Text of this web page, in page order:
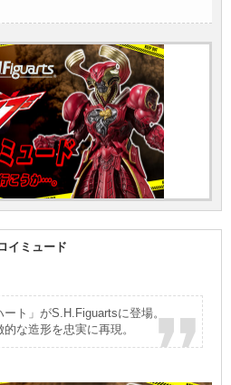
イミュード
ト」がS.H.Figuartsに登場。
な造形を忠実に再現。